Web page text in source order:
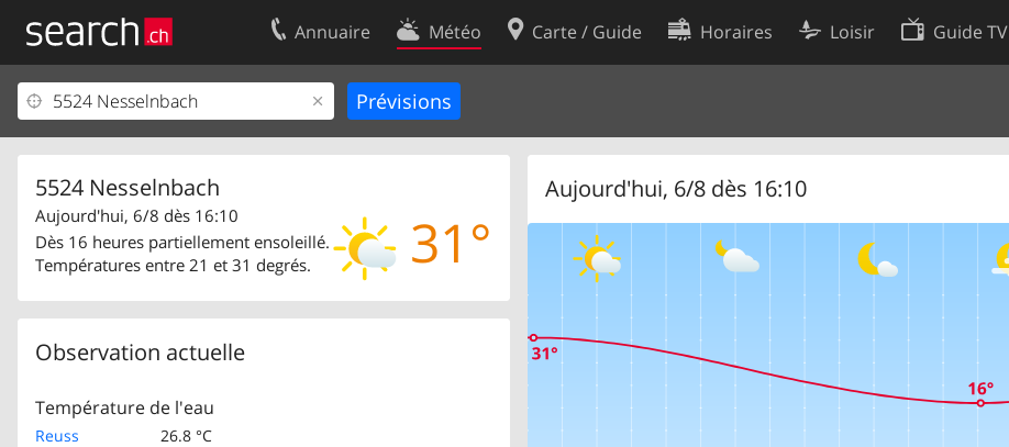
Annuaire Météo Carte / Guide Horaires Loisir Guide TV
5524 Nesselnbach
31°
Aujourd'hui, 6/8 dès 16:10
Dès 16 heures partiellement ensoleillé.
Températures entre 21 et 31 degrés.
Observation actuelle
Température de l'eau
Reuss 26.8 °C
Aujourd'hui, 6/8 dès 16:10
Votre inscription
Centre clients
Mentions Légales
Contact
Conditions d’utilisation
Préférences de cookies